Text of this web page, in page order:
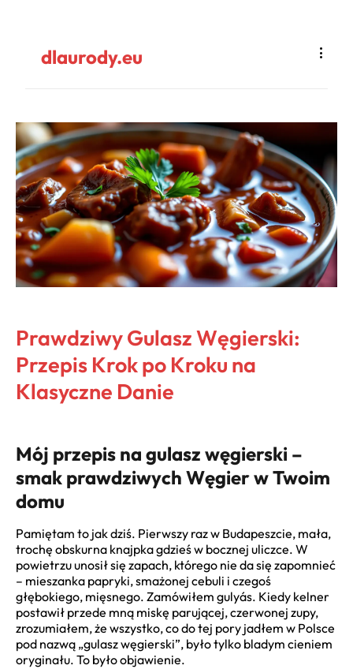
dlaurody.eu
Prawdziwy Gulasz Węgierski:
Przepis Krok po Kroku na
Klasyczne Danie
Mój przepis na gulasz węgierski –
smak prawdziwych Węgier w Twoim
domu
Pamiętam to jak dziś. Pierwszy raz w Budapeszcie, mała,
trochę obskurna knajpka gdzieś w bocznej uliczce. W
powietrzu unosił się zapach, którego nie da się zapomnieć
– mieszanka papryki, smażonej cebuli i czegoś
głębokiego, mięsnego. Zamówiłem gulyás. Kiedy kelner
postawił przede mną miskę parującej, czerwonej zupy,
zrozumiałem, że wszystko, co do tej pory jadłem w Polsce
pod nazwą „gulasz węgierski”, było tylko bladym cieniem
oryginału. To było objawienie.